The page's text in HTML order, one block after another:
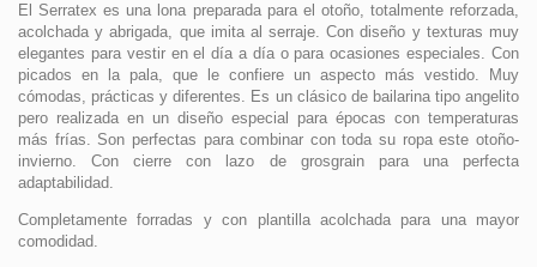
El Serratex es una lona preparada para el otoño, totalmente reforzada,
acolchada y abrigada, que imita al serraje. Con diseño y texturas muy
elegantes para vestir en el día a día o para ocasiones especiales. Con
picados en la pala, que le confiere un aspecto más vestido. Muy
cómodas, prácticas y diferentes. Es un clásico de bailarina tipo angelito
pero realizada en un diseño especial para épocas con temperaturas
más frías. Son perfectas para combinar con toda su ropa este otoño-
invierno. Con cierre con lazo de grosgrain para una perfecta
adaptabilidad.
Completamente forradas y con plantilla acolchada para una mayor
comodidad.